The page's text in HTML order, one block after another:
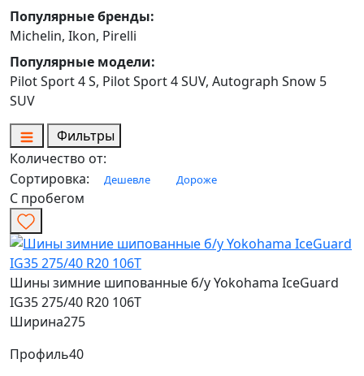
Популярные бренды:
Michelin, Ikon, Pirelli
Популярные модели:
Pilot Sport 4 S, Pilot Sport 4 SUV, Autograph Snow 5
SUV
Фильтры
Количество от:
Сортировка:
Дешевле Дороже
С пробегом
Шины зимние шипованные б/у Yokohama IceGuard
IG35 275/40 R20 106T
Ширина275
Профиль40